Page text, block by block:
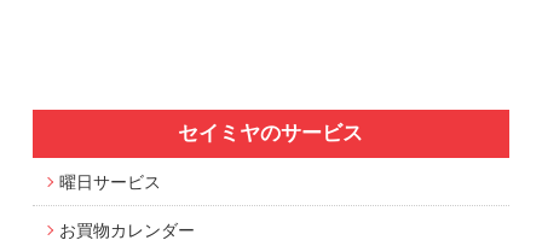
セイミヤのサービス
曜日サービス
お買物カレンダー